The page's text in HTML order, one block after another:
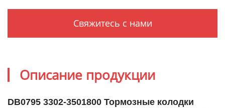
Свяжитесь с нами
Описание продукции
DB0795 3302-3501800 Тормозные колодки